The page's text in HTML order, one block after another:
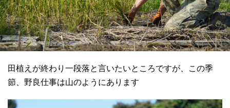
田植えが終わり一段落と言いたいところですが、この季
節、野良仕事は山のようにあります